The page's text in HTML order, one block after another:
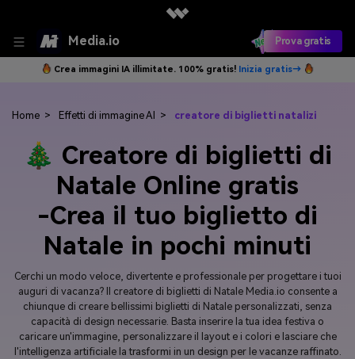
Media.io Prova gratis
Crea immagini IA illimitate. 100% gratis! Inizia gratis→
Home > Effetti di immagine AI > creatore di biglietti natalizi
🎄 Creatore di biglietti di
Natale Online gratis
-Crea il tuo biglietto di
Natale in pochi minuti
Cerchi un modo veloce, divertente e professionale per progettare i tuoi
auguri di vacanza? Il creatore di biglietti di Natale Media.io consente a
chiunque di creare bellissimi biglietti di Natale personalizzati, senza
capacità di design necessarie. Basta inserire la tua idea festiva o
caricare un'immagine, personalizzare il layout e i colori e lasciare che
l'intelligenza artificiale la trasformi in un design per le vacanze raffinato.